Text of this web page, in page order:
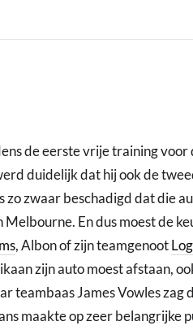
de eerste vrije training voor
duidelijk dat hij ook de
zo zwaar beschadigd dat die
En dus moest de
, Albon of zijn teamgenoot
zijn auto moest afstaan,
teambaas James Vowles
maakte op zeer belangrijke